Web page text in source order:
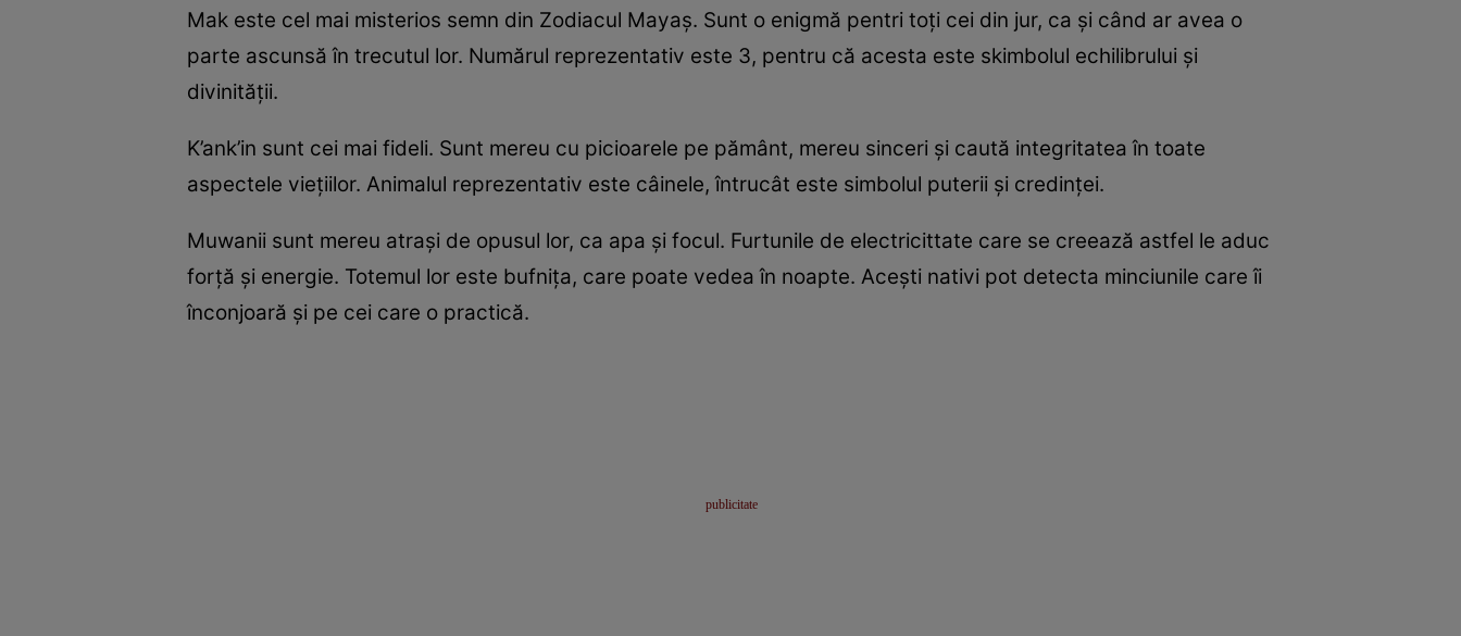
Mak este cel mai misterios semn din Zodiacul Mayaş. Sunt o enigmă pentri toţi cei din jur, ca şi când ar avea o
parte ascunsă în trecutul lor. Numărul reprezentativ este 3, pentru că acesta este skimbolul echilibrului şi
divinităţii.
K’ank’in sunt cei mai fideli. Sunt mereu cu picioarele pe pământ, mereu sinceri şi caută integritatea în toate
aspectele vieţiilor. Animalul reprezentativ este câinele, întrucât este simbolul puterii şi credinţei.
Muwanii sunt mereu atraşi de opusul lor, ca apa şi focul. Furtunile de electricittate care se creează astfel le aduc
forţă şi energie. Totemul lor este bufniţa, care poate vedea în noapte. Aceşti nativi pot detecta minciunile care îi
înconjoară şi pe cei care o practică.